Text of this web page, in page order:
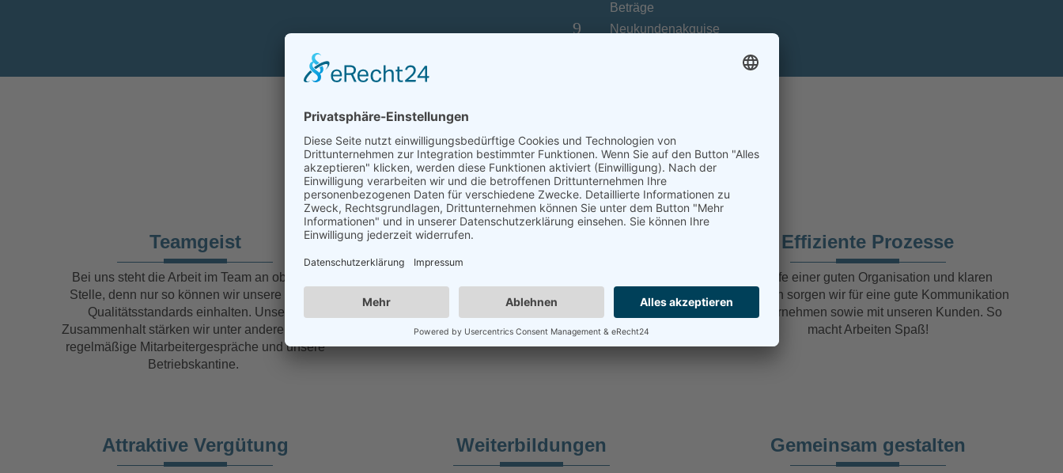
Beträge
9 Neukundenakquise
Freuen Sie sich auf…
Teamgeist
Bei uns steht die Arbeit im Team an oberster
Stelle, denn nur so können wir unsere hohen
Qualitätsstandards einhalten. Unseren
Zusammenhalt stärken wir unter anderem durch
regelmäßige Mitarbeitergespräche und unsere
Betriebskantine.
Arbeitszeiten mit Gleitzeit, Weiterbildungs-
Arbeitsbereichen mit unseren Kunden.
Effiziente Prozesse
Mit Hilfe einer guten Organisation und klaren
Strukturen sorgen wir für eine gute Kommunikation
im Unternehmen sowie mit unseren Kunden. So
macht Arbeiten Spaß!
Attraktive Vergütung Weiterbildungen Gemeinsam gestalten